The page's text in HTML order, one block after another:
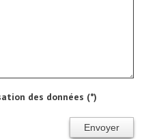
des données (*)
Envoyer